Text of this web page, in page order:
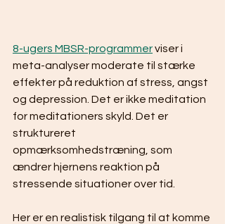
8-ugers MBSR-programmer viser i
meta-analyser moderate til stærke
effekter på reduktion af stress, angst
og depression. Det er ikke meditation
for meditationers skyld. Det er
struktureret
opmærksomhedstræning, som
ændrer hjernens reaktion på
stressende situationer over tid.
Her er en realistisk tilgang til at komme